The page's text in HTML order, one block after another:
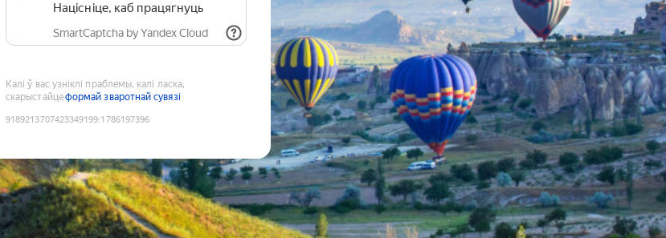
Націсніце, каб працягнуць
SmartCaptcha by Yandex Cloud
Калі ў вас узніклі праблемы, калі ласка,
скарыстайцеформай зваротнай сувязі
9189213707423349199:1786197396